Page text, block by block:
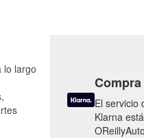
lo largo
El servicio
Klarna